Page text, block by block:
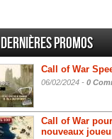
Dernières promos
Call of War
06/02/2024 - 0
Call of War
nouveaux